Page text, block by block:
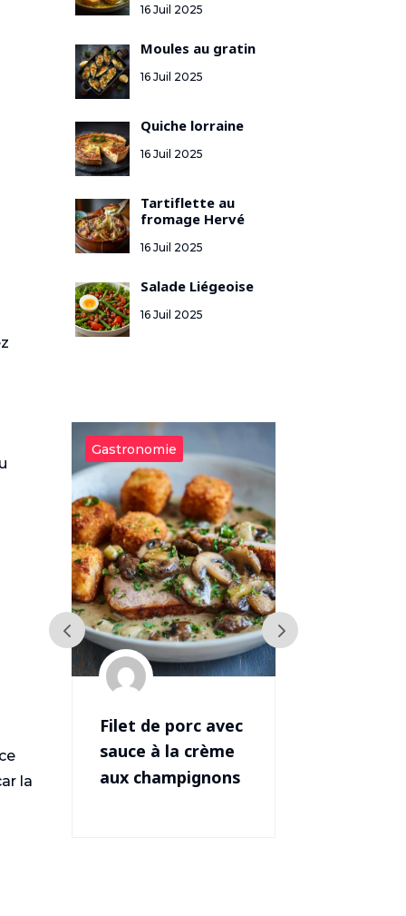
la
16 Juil 2025
Moules au gratin
16 Juil 2025
Quiche lorraine
16 Juil 2025
Tartiflette au
fromage Hervé
16 Juil 2025
Salade Liégeoise
16 Juil 2025
Gastronomie
Saumon aux
asperges